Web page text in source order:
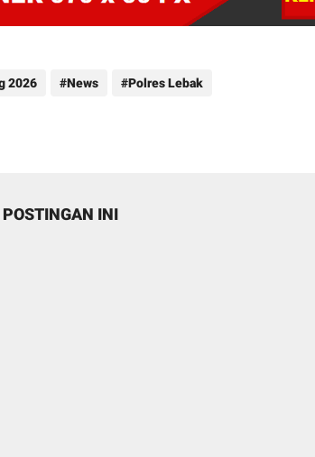
2026 News Polres Lebak
INI